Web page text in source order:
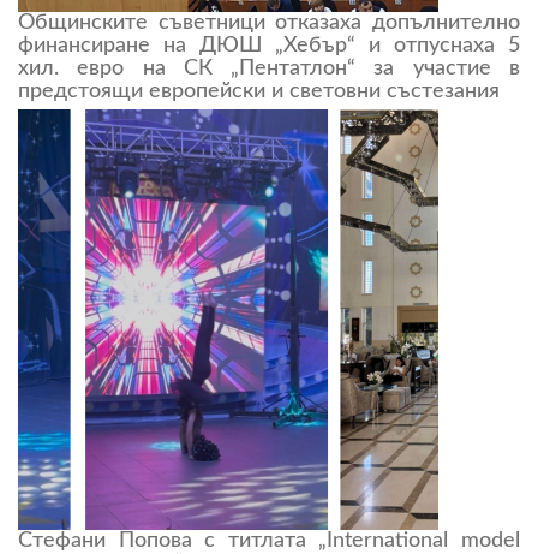
Общинските съветници отказаха допълнително
финансиране на ДЮШ „Хебър“ и отпуснаха 5
хил. евро на СК „Пентатлон“ за участие в
предстоящи европейски и световни състезания
Стефани Попова с титлата „International model